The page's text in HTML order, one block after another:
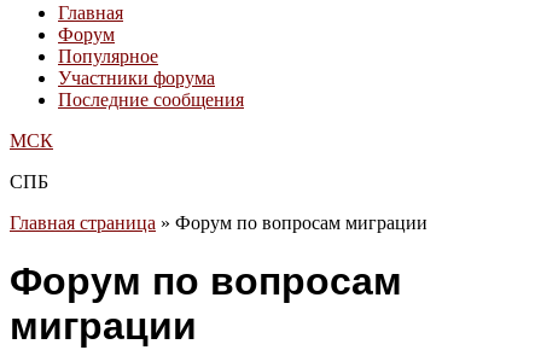
Главная
Форум
Популярное
Участники форума
Последние сообщения
МСК
СПБ
Главная страница » Форум по вопросам миграции
Форум по вопросам
миграции